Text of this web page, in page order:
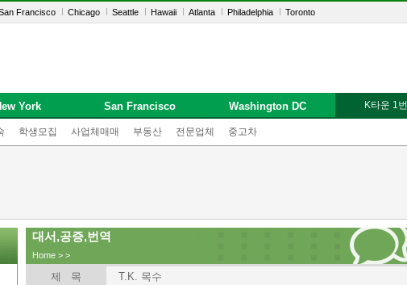
Francisco Chicago Seattle Hawaii Atlanta Philadelphia Toronto
학생모집 사업체매매 부동산 전문업체 중고차
York San Francisco Washington DC K타운 1
대서,공증,번역
Home > >
제 목
T.K. 목수